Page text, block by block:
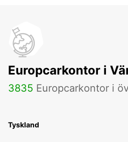
Europcarkontor i
3835 Europcarkontor i
Tyskland